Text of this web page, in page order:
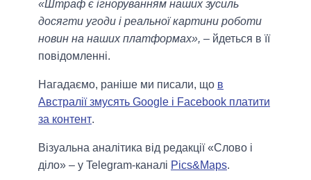
«Штраф є ігноруванням наших зусиль
досягти угоди і реальної картини роботи
новин на наших платформах», – йдеться в її
повідомленні.
Нагадаємо, раніше ми писали, що в
Австралії змусять Google і Facebook платити
за контент.
Візуальна аналітика від редакції «Слово і
діло» – у Telegram-каналі Pics&Maps.